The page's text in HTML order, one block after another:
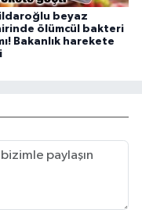
beyaz
ölümcül bakteri
Bakanlık harekete